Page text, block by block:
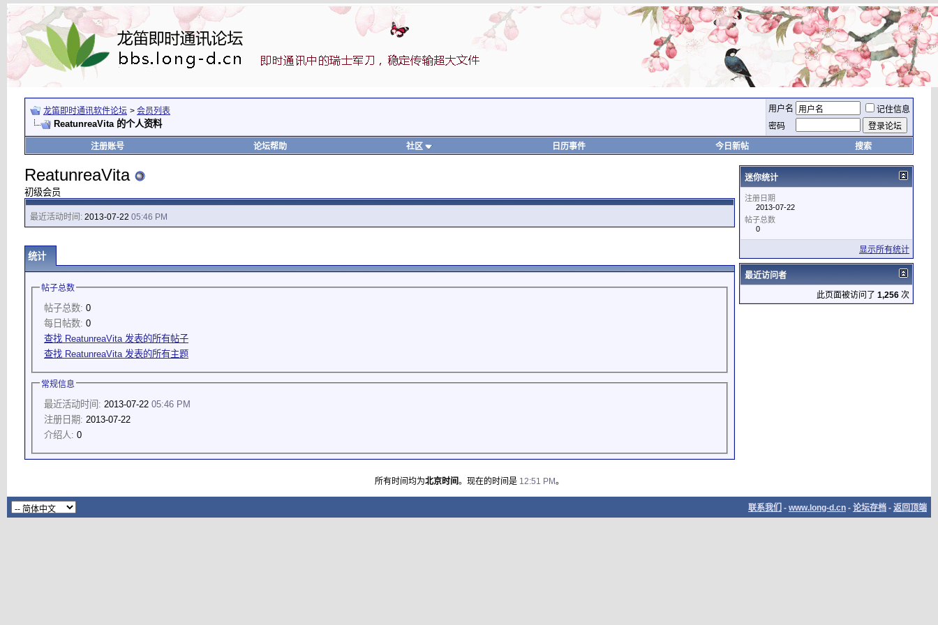
龙笛即时通讯软件论坛 > 会员列表
ReatunreaVita 的个人资料
用户名
记住信息
密码
注册账号 论坛帮助 社区 日历事件 今日新帖 搜索
ReatunreaVita
初级会员
最近活动时间: 2013-07-22 05:46 PM
统计
帖子总数
帖子总数: 0
每日帖数: 0
查找 ReatunreaVita 发表的所有帖子
查找 ReatunreaVita 发表的所有主题
常规信息
最近活动时间: 2013-07-22 05:46 PM
注册日期: 2013-07-22
介绍人: 0
迷你统计
注册日期
2013-07-22
帖子总数
0
显示所有统计
最近访问者
此页面被访问了 1,256 次
所有时间均为北京时间。现在的时间是 12:51 PM。
联系我们 - www.long-d.cn - 论坛存档 - 返回顶端